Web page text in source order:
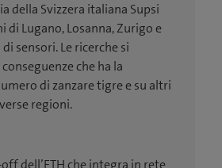
della Svizzera italiana Supsi
Lugano, Losanna, Zurigo e
sensori. Le ricerche si
che ha la
di zanzare tigre e su altri
regioni.